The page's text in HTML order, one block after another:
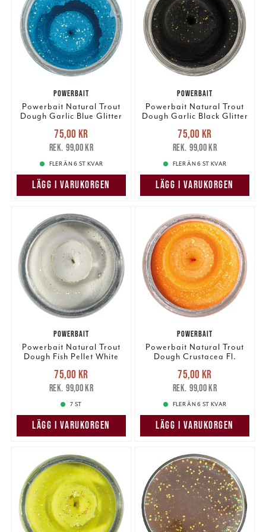
POWERBAIT
Powerbait Natural Trout
Dough Garlic Blue Glitter
Nuvarande pris
75,00 krTidigare pris
99,00 kr
75,00 kr
99,00 kr
FLER ÄN 6 ST KVAR
LÄGG I VARUKORGEN
POWERBAIT
Powerbait Natural Trout
Dough Garlic Black Glitter
Nuvarande pris
75,00 krTidigare pris
99,00 kr
75,00 kr
99,00 kr
FLER ÄN 6 ST KVAR
LÄGG I VARUKORGEN
POWERBAIT
Powerbait Natural Trout
Dough Fish Pellet White
Nuvarande pris
75,00 krTidigare pris
99,00 kr
75,00 kr
99,00 kr
7 ST
LÄGG I VARUKORGEN
POWERBAIT
Powerbait Natural Trout
Dough Crustacea Fl.
Nuvarande pris
75,00 krTidigare pris
99,00 kr
75,00 kr
99,00 kr
FLER ÄN 6 ST KVAR
LÄGG I VARUKORGEN